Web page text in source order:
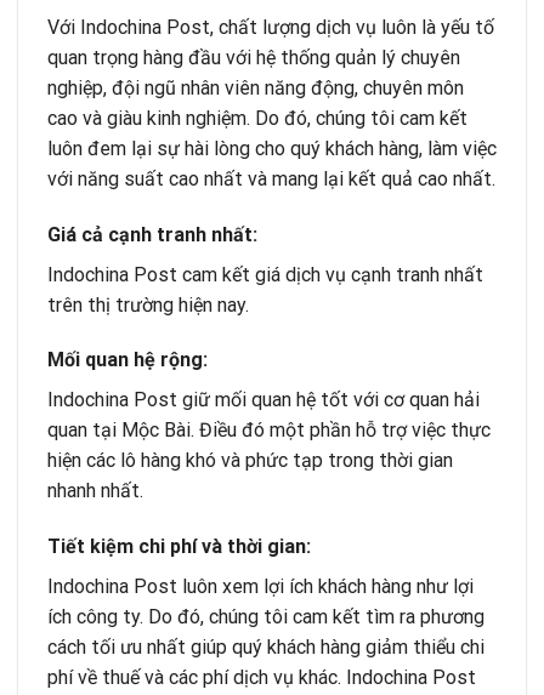
Với Indochina Post, chất lượng dịch vụ luôn là yếu tố
quan trọng hàng đầu với hệ thống quản lý chuyên
nghiệp, đội ngũ nhân viên năng động, chuyên môn
cao và giàu kinh nghiệm. Do đó, chúng tôi cam kết
luôn đem lại sự hài lòng cho quý khách hàng, làm việc
với năng suất cao nhất và mang lại kết quả cao nhất.
Giá cả cạnh tranh nhất:
Indochina Post cam kết giá dịch vụ cạnh tranh nhất
trên thị trường hiện nay.
Mối quan hệ rộng:
Indochina Post giữ mối quan hệ tốt với cơ quan hải
quan tại Mộc Bài. Điều đó một phần hỗ trợ việc thực
hiện các lô hàng khó và phức tạp trong thời gian
nhanh nhất.
Tiết kiệm chi phí và thời gian:
Indochina Post luôn xem lợi ích khách hàng như lợi
ích công ty. Do đó, chúng tôi cam kết tìm ra phương
cách tối ưu nhất giúp quý khách hàng giảm thiểu chi
phí về thuế và các phí dịch vụ khác. Indochina Post